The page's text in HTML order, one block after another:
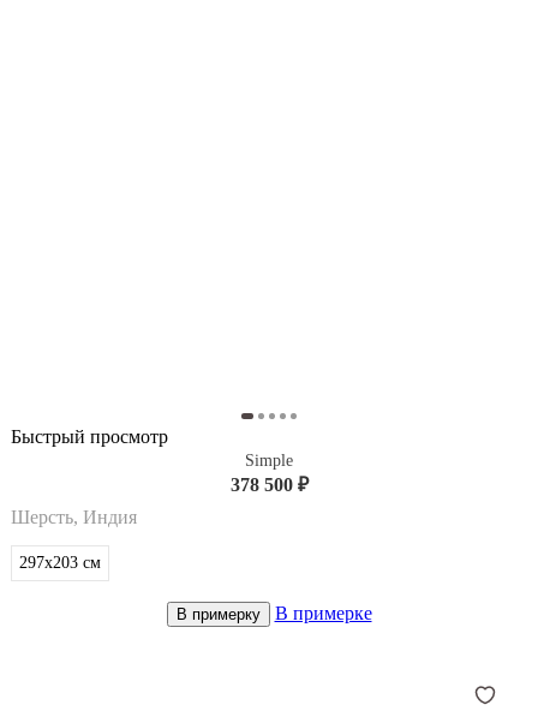
Быстрый просмотр
Simple
378 500 ₽
Шерсть, Индия
297x203 см
В примерку В примерке